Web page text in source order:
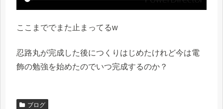
ここまででまた止まってるw
忍路丸が完成した後につくりはじめたけれど今は電
飾の勉強を始めたのでいつ完成するのか？
ブログ